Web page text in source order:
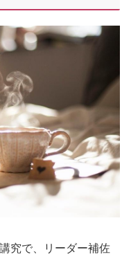
究で、リーダー補佐